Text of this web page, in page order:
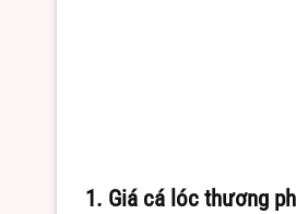
1. Giá cá lóc thương